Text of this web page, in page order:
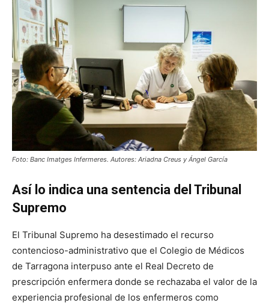
Foto: Banc Imatges Infermeres. Autores: Ariadna Creus y Ángel García
Así lo indica una sentencia del Tribunal
Supremo
El Tribunal Supremo ha desestimado el recurso
contencioso-administrativo que el Colegio de Médicos
de Tarragona interpuso ante el Real Decreto de
prescripción enfermera donde se rechazaba el valor de la
experiencia profesional de los enfermeros como